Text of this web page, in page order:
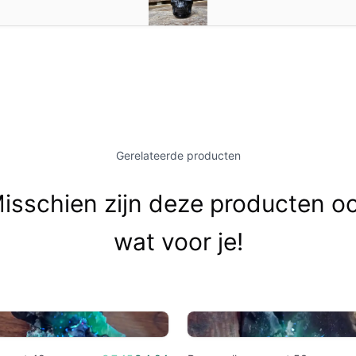
Gerelateerde producten
zijn deze producten
wat voor je!